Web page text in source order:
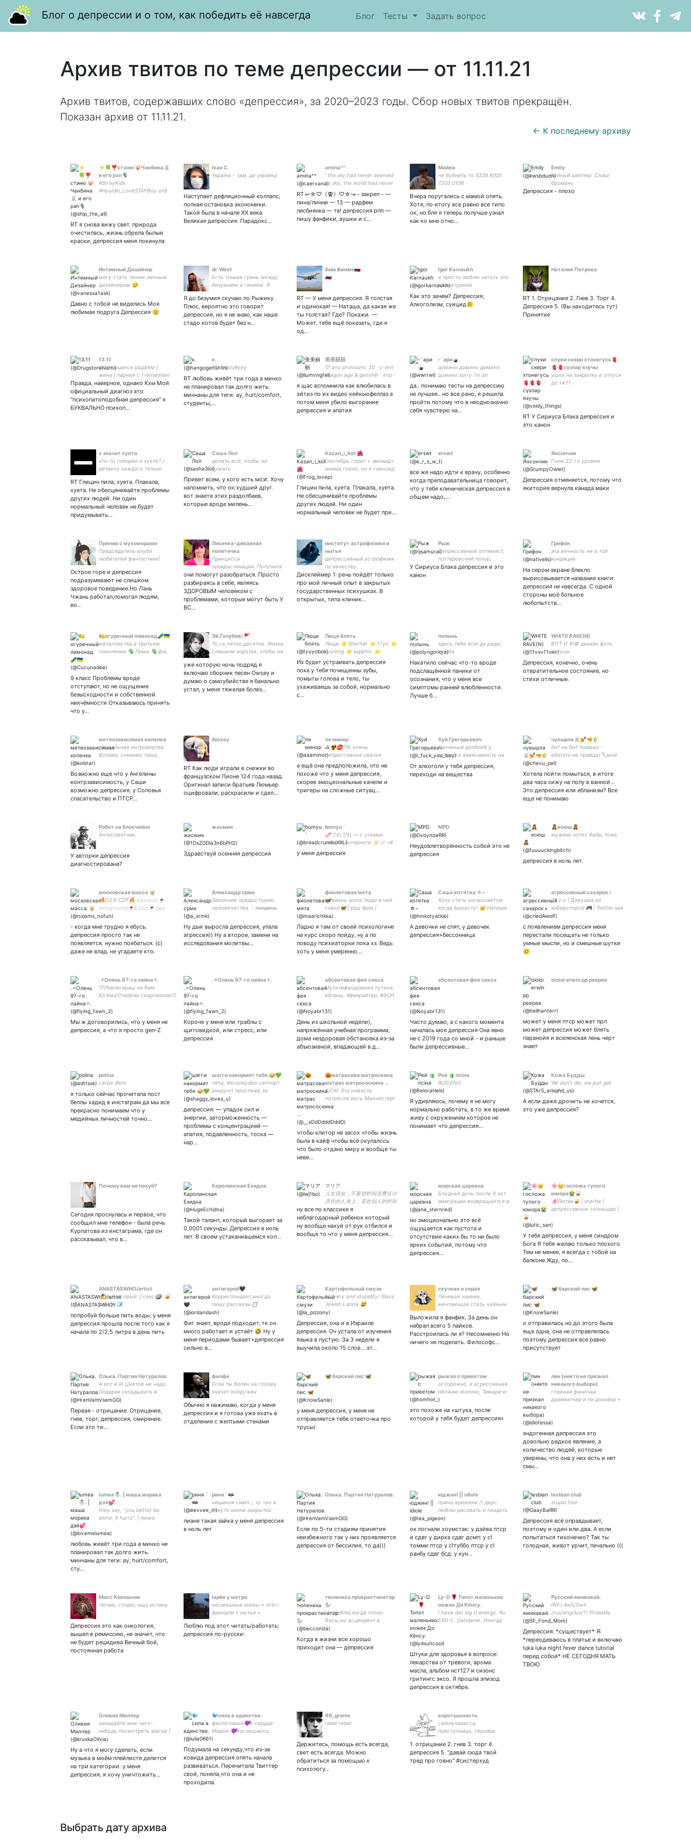
Блог о депрессии и о том, как победить её навсегда Блог Тесты Задать вопрос
Архив твитов по теме депрессии — от 11.11.21
Архив твитов, содержавших слово «депрессия», за 2020–2023 годы. Сбор новых твитов прекращён.
Показан архив от 11.11.21.
← К последнему архиву
⚡🍀❣️стэню 🐷Чанбина🐰
и его рэп🎙
#StrayKids
#Hyunjin_LoveSTAYBoy от8
RT я снова вижу свет. природа
очистилась, жизнь обрела былые
краски, депрессия меня покинула
Іван С.
Україна - там, де українці
Наступает дефляционный коллапс,
полная остановка экономики.
Такой была в начале XX века
Великая депрессия. Парадокс…
amina^^
‘ the sky had never seemed
so sky, the world had never
seemed so world. ’ // pfp by
RT ↜☆♡《⚢》♡☆↝ - закреп - —
лина/линни — 13 — радфем
лесбиянка — тв! депрессия рпп —
пишу фанфики, аушки и с…
Майки
че бубнить то 5228 6005
7203 0106
Вчера поругались с мамой опять.
Хотя, по итогу все равно все типо
ок, но бля я теперь получше узнал
как ко мне отно…
Emily
Тайный шиппер. Слэш/
броманс
Депрессия - плохо
Интимный Дизайнер
могу стать твоим личным
дизайнером 😏
Давно с тобой не виделись Моя
любимая подруга Депрессия 😑
dr. West
Есть тонкая грань между
безумием и гением. Я
Я до безумия скучаю по Рыжику.
Плюс, вероятно это говорит
депрессия, но я не знаю, как наше
стадо котов будет без н…
𝕷𝖆𝖓𝖆 𝕾𝖆𝖗𝖆𝖙𝖔𝖛🇷🇺
🇷🇺
RT — У меня депрессия. Я толстая
и одинокая! — Наташа, да какая же
ты толстая? Где? Покажи. —
Может, тебе ещё показать, где я
од…
Igor Karnaukh
я просто люблю читать это
за завтраком
Как это зачем? Депрессия,
Алкоголизм, суицид🙃
Наталия Петрова
RT 1. Отрицание 2. Гнев 3. Торг 4.
Депрессия 5. (Вы находитесь тут)
Принятие
13.11
заебавшаяся радфем |
жена | парная с | remember
folks, don't attempt this at
home 'cause i have no idea
what i'm doing
Правда, наверное, однако Кхм Мой
официальный диагноз это
"психопатоподобная депрессия" я
БУКВАЛЬНО психоп…
к.
#loveyou#yey
RT любовь живёт три года а минхо
не планировал так долго жить.
минчаны для теги: ау, hurt/comfort,
студенты,…
美美丽丽
♡ any pronouns, 20 · c-ent
dragon age & genshin · intp ·
я щас вспомнила как влюбилась в
эйтиз по их видео кейкьюфеллаз а
потом меня убило выгорание
депрессия и апатия
-`ари🍙
домино домино домино
домино sorry i'm an
да.. понимаю тесты на депрессию
не лучшее.. но все рано, я решила
пройти потому что в неоднозначно
себя чувствую на…
спуки скери хтонегусь🫀
🫀🫀сүзләр язучы
ушла на закрытку в отпуск
до 14.11
голосовых, амбассадор
the 🛃✈ person PhD in not
finishing the things i've st
RT У Сириуса Блэка депрессия и
это канон
х значит хуета
кто-то говорил о хуете? /
ретвичу каждого только
память, да)
RT Глицин пила, хуета. Плакала,
хуета. Не обесценивайте проблемы
других людей. Ни один
нормальный человек не будет
придумывать…
Саша Лол
делать всё, чтобы не
думать
Привет всем, у кого есть мозг. Хочу
напомнить, что он худший друг.
вот знаете этих раздолбаев,
которые вроде милень…
Kazan_i_kot 🌺
Сентябрь горит × эмокид×
аниме говно, но я говноед
Глицин пила, хуета. Плакала, хуета.
Не обесценивайте проблемы
других людей. Ни один
нормальный человек не будет при…
erswt
все же надо идти к врачу, особенно
когда преподавательница говорит,
что у тебя клиническая депрессия в
общем надо,…
Янсончик
Гном 22-го уровня
Депрессия отменяется, потому что
якитория вернула канада маки
Пряник с мухоморами
Председатель клуба
любителей фантастики|
mood: Шан Цинхуа по
жизни
Острое горе и депрессия
подразумевают не слишком
здоровое поведение.Но Лань
Чжань работал,помогал людям,
во…
Лисичка-диванная
политичка
Принцесса
прокрастинации. Получила
прописку в гуманитарном
царстве.
они помогут разобраться. Просто
разбираясь в себе, являясь
ЗДОРОВЫМ человеком с
проблемами, которые могут быть У
ВС…
институт астрофизики и
нытья
депрессивный астрофизик
по качеству
Дисклеймер 1: речь пойдёт только
про мой личный опыт в закрытых
государственных психушках. В
открытых, типа клиник…
Рыж
Депрессивный оптимист,
поттеровский позор,
капитан отсылок | все
У Сириуса Блэка депрессия и это
канон
Грифон
эта вечность не в той
кондиции
На сером экране блекло
вырисовывается название книги:
депрессия не навсегда. С одной
стороны моё больное
любопытств…
🍋огуречный лимонад🥒🇺🇦
металлистка в третьем
поколении 🦠 Лима 🦠 jjba,
закрытка 🦠 рисую
9 класс Проблемы вроде
отступают, но не ощущение
безысходности и собственной
никчёмности Отказываюсь принять
что у…
Эй,Голубев! 🚩
То,се,пятое,десятое. Жизнь
слишком коротка, чтобы не
уже которую ночь подряд я
включаю сборник песен Owsey и
думаю о самоубийстве я банально
устал, у меня тяжелая болез…
Люци блять
Люци ⭐ She/her ⭐ 17yo ⭐
rus/eng ⭐ sapphic ⭐
писательница
Их будет устраивать депрессия
пока у тебя почищенны зубы,
помыты голова и тело, ты
ухаживаешь за собой, нормально
с…
полынь
здесь тебе всегда рады,
чумба
Накатило сейчас что-то вроде
подслащённой паники от
осознания, что у меня все
симптомы ранней влюбленности.
Лучше б…
WHITE RAVE(N)
ВОТ И Я!© дизайн фото
ретушь
Депрессия, конечно, очень
отвратительное состояние, но
стихи отличные.
метеозависимая коленка
социальная интровертка.
фоткаю, снимаю, пишу,
INFJ | немного пропала по
причине сдохла
Возможно еще что у Ангелины
контрзависимость, у Саши
возможно депрессия, у Соловья
спасательство и ПТСР…
Alexey
RT Как люди играли в снежки во
французском Лионе 124 года назад.
Оригинал записи братьев Люмьер
оцифровали, раскрасили и сдел…
ля минор
⚠️☢️⛔️TW: очень
депрессивная свалка
фандомы на свете
а ещё она предположила, что не
похоже что у меня депрессия,
скорее эмоциональные качели и
тригеры на сложные ситуац…
Хуй Грегорьевич
Конченый долбоеб у
которого зависимость на
которых я в жизни не
видел. И да, я ненавижу
От алкоголя у тебя депрессия,
переходи на вещества
чувырла🐰💅🔫🌾
би? не би? поймал -
еби(это не правда)🥄мой
твиттер - что хочу, то и
очепятки ддя лрхоч
Хотела пойти помыться, в итоге
два часа сижу на полу в ванной…
Это депрессия или ебланизм? Все
еще не понимаю
Робот на блокчейне
Антисоветчик.
У авторки депрессия
диагностирована?
жасмин
Здравствуй осенняя депрессия
bomyu `
🥢でれでれ — с утками
сижу в интернете 🖐🏻 //: ▫️# `
холд оон
у меня депрессия
MPD
Неудовлетворённость собой это не
депрессия
🧸ксюш🧸
мужики хотят, бабы тоже.
депрессия в ноль лет.
московская масса 🤘🏼
🔥O2᙭ ᑕᗪT🔥 𝚜𝚞𝚗𝚠𝚘𝚘🍷
𝚠𝚘𝚘𝚢𝚘𝚞𝚗𝚐🍷𝚔𝚒𝚗𝚘🍷𝚓𝚊𝚢
🌝𝘴𝘶𝘯 𝘢𝘳𝘪𝘦𝘴 🌚𝘮𝘰𝘰𝘯 𝘵𝘢𝘶𝘳𝘶𝘴
- когда мне трудно я ебусь.
депрессия просто так не
появляется. нужно поебаться. (с)
даже не влад. не угадаете кто.
Александр срмк
Закончим предысторию
человечества. - п̶о̶л̶д̶е̶н̶ь̶
Ну дык выросла депрессия, упала
агрессия)) Ну а второе, замени на
исследования молитвы…
фиолетовая мята
🦋жизнь жопа люди в ней
говно🦋 | рад-фем |
лесбиянка | феминитивы! |
Ладно я там от своей психологине
на курс скоро пойду, ну а по
поводу психиаторки пока хз. Ведь
хоть у меня умеренно…
Саша котятка ☆~
Хочу стать космонавтом
когда вырасту! 👑 Напиши
мне привет на номер
А девочки не спят, у девочек
депрессия+бессонница
агрессивный сахарок ◐
21 y.o | Девушка из
киберспорта 🎮 | Twitter как
личный дневник |
башкой: тяжелая
депрессия | взаимная🖤
с появлением депрессия меня
перестали посещать не только
умные мысли, но и смешные шутки
🥲
.✧Олень 97-го лайна✧.
♡Ловлю краш на Ким
Югёма♡люблю скорпионов♡
ɪɴɢ♡ᴀʜɢᴀꜱᴇ♡ᴇʟғ♡ᴍᴏᴀ♡ꜱʜᴀᴡᴏʟꜱ♡
Мы ж договорились, что у меня не
депрессия, а что я просто gen-Z
.✧Олень 97-го лайна✧.
Короче у меня или траблы с
щитовидкой, или стресс, или
депрессия
абсентовая фея секса
Мультифандомная путана,
еблань, #фикрайтер, #ЭСИ,
порно-фея из Алфея
День из школьной недели),
напряжённая учебная программа,
дома нездоровая обстановка из-за
абъюзивной, впадающей в д…
абсентовая фея секса
Часто думаю, а с какого момента
началась моя депрессия Она явно
не с 2019 года со мной - и раньше
были депрессивные…
oioioi erwin pp peepee
может у меня птср может прл
может депрессия может блять
паранойя и вселенская лень черт
знает
polina
carpe diem
я только сейчас прочитала пост
беллы хадид в инстаграм да мы все
прекрасно понимаем что у
медийных личностей точно…
шэгги накормит тебя 🥪💚
типа, #scoobydoo саппорт
аккаунт! прослежу за
твоим режимом питания,
прогоню всех монстров 💚
френдли ко всем!!! напиши
мне о чем хочешь
депрессия: — упадок сил и
энергии, заторможенность —
проблемы с концентрацией —
апатия, подавленность, тоска —
нар…
🎃матрасова матроскина
матрас матрососкина ...
ШОК! Эта новость
потрясла весь Манчестер!
Питер Хук, бывший басист
гей.
чтобы клитор не засох чтобы жизнь
была в кайф чтобы всё окупалось
что было отдано миру и вообще ты
неве…
Рей 🧃 псiна
RUS\ENG
Я удивляюсь, почему я не могу
нормально работать, в то же время
живу с окружением которое не
понимает что депрессия…
Кожа Будды
We don't die, we just get
high.
А если даже дрочить не хочется,
это уже депрессия?
Почему вам не похуй?
Сегодня проснулась и первое, что
сообщил мне телефон - была речь
Курпатова из инстаграма, где он
рассказывал, что в…
Каролинская Ехидна
Такой талант, который выгорает за
0,0001 секунды. Депрессия в ноль
лет. В своем устаканившемся кол…
マリア
人生很短，不要把时间浪费在讨
厌你的人身上，喜欢别人的时间
还不够呢 #肖战 ; #魔道祖师 ; #
中本悠太 ; #王一博 ;
ну все по классике я
неблагодарный ребенок который
ну вообще нахуй от рук отбился и
вообще то что у меня депрессия…
морская царевна
Блудная дочь после 9 лет
эмиграции возвращается в
Петербург ❄ император,
отшельник, плут ❄ рисую
классные картинки
но эмоционально это всё
ощущается как пустота и
отсутствие каких бы то ни было
ярких событий, потому что
депрессия…
🌸👑госпожа тупого
юмора😭🥃
🌸Лютик🥃 | she/he |
депрессивное солнышко |
пью уксус 24/7
У тебя депрессия, у меня синдром
Бога Я тебя желаю только плохого
Тем не менее, я всегда с тобой на
балконе Жду, по…
ANASTASWHO/artist
🍍ананасовый🥛секс🥥с🥃
ромом🧊
попробуй больше пить воды, у меня
депрессия прошла после того как я
начала по 2/2,5 литра в день пить
антигерой🖤
Корреспондент,иногда
пишу рассказы📋
Фотографирую и
готовлю🍴,читаю
📚,обоз(с)реваю сериалы
🎥 ❣️На починку любимой
камеры: 4276620035867187
Фиг знает, вроде подходит, тк он
много работает и устаёт 🤣 Ну у
меня периодами бывает+депрессия
сильно в…
Картофельный смузи
bravery and stupidity! Slavic
Jewish Latina 😅
Депрессия, она и в Израиле
депрессия. Оч устала от изучения
языка в пустую. За 3 недели я
выучила около 15 слов… эт…
скучная и серая
Ленивая чаинка,
мечтающая стать чайным
Выложила я фанфик. За день он
набрал всего 5 лайков.
Расстроилась ли я? Несомненно Но
ничего не поделать. Философс…
🦋 барский лис 🦋
о отправилась но до этого была
еще одна, она не отправлялась
поэтому депрессия все равно
присутствует
Олька. Партия Натуралов.
А вот и я! Цветов не надо.
Подарки складывать в
углу;-)
Первая - отрицание. Отрицание,
гнев, торг, депрессия, смирение.
Если это ти…
филфи
Если ты болен на голову
значит вооружен
Обычно я нажимаю, когда у меня
депрессия и я готова уже ехать в
отделение с желтыми стенами
🦋 барский лис 🦋
у меня депрессия, у меня не
отправляется тебе ответочка про
трусы(
рыжая с приветом
осторожно, я агрессивная.
обожаю молоко, Темари и
Ноэлль🥛дайте сил. в
даже сами ошибки.
это похоже на «штука, после
которой у тебя будет депрессия»
лин (никто не признал
никакого выбора)
главная фанючка
дримкэтчер и ли донхёка •
эндогенная депрессия это
довольно редкое явление, а
количество людей, которые
уверены, что она у них есть и нет
смы…
lumea☃️. | маша морика
дэй💕.
they say, “you better be
alone, it hurts”. | люмэ.
любовь живёт три года а минхо не
планировал так долго жить.
минчаны для теги: ау, hurt/comfort,
сту…
риня `🦇
нишиноя симп ;; ху тао и
бокуто кинни закрытка:
лианя такая зайка у меня депрессия
в ноль лет
Олька. Партия Натуралов.
Если по 5-ти стадиям принятия
неизбежного так у них проявляется
депрессия от бессилия, то да)))
юджин! || idiole
принц времени // дерс,
люблю рисовать и пиздеть
про хс и геншин и про то
нахуй а ещё у меня
закрытка есть
ок погнали хоумстак: у дэйва птср
и сдвг у дирка сдвг дсмп: у с!
томми птср у с!туббо птср у с!
ранбу сдвг бсд: у кун…
lesbian club
stupid fool
Депрессия всё оправдывает,
поэтому и один или два. А если
попытаться тихонечко? Так ты
голодная, живот урчит, печально (((
Мисс Кокошник
Читаю, спорю, ищу истину
Депрессия это как онкология,
вышел в ремиссию, не значит, что
не будет рецидива Вечный бой,
постоянная работа
lарёк у метро
несмешные мемы • лгбт-
френдли • нытье •
infp по жизни
Люблю под этот читать/работать:
депрессия по-русски:
тюлениха прокрастинатор
🦭
Не люблю,когда плохо.
Весы,но асцендент в
Близнецах. И странные
жесткого попа до
деструктологии
Когда в жизни все хорошо
приходит она — депрессия
Ly-D 🌹 Топот маленьких
ножек До Кёнсу.
I have dat big D energy. Ru
EXO-L. Dandanie. Иногда
ESFP 24 y.o. Стоматолог не
Штуки для здоровья в вопросе:
лекарства от тревоги, арома
масла, альбом нст127 и сизонс
гритингс эксо. Я прошла эпизод
депрессия в октябре.
Русский ямикавай.
INFJ 4w5/5w4 .
(rus/eng/lux(?) Probably
#rumcyttwt ! is watching
Депрессия: *существует* Я:
*переодеваюсь в платье и включаю
luka luka night fever dance tutorial
перед собой* НЕ СЕГОДНЯ МАТЬ
ТВОЮ
Оливия Миллер
накидайте мне чего-
нибудь посмотреть маска |
шоумаскгоон |
Ну а что я могу сделать, если
музыка в моём плейлисте делится
на три категории: у меня
депрессия, я хочу уничтожить…
🐦сила в единстве.
фиолетовый💜в сердце
Мирон 💜восхищаюсь
Сашей Петровым,
Подумала на секунду,что из-за
ковида депрессия опять начала
развиваться. Перечитала Твиттер
свой, поняла,что она и не
проходила.
99_grams
rebel rebel
Держитесь, помощь есть всегда,
свет есть всегда. Можно
обратиться за помощью к
психологу…
коротышность
смельчакесса,
преступница, геройка.
орехами
1. отрицание 2. гнев 3. торг 4.
депрессия 5. "давай сюда твой
тред про говно" #систерхуд
Выбрать дату архива